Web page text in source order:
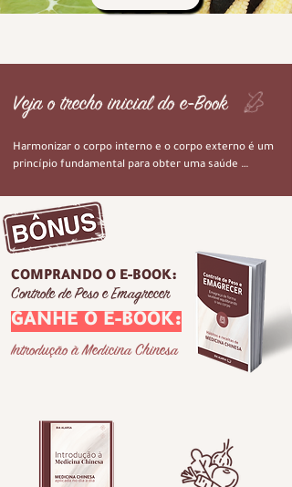
Veja o trecho inicial do e-Book
Harmonizar o corpo interno e o corpo externo é um
princípio fundamental para obter uma saúde
compreenderam essa conexão intrínseca entre o
interior e o exterior e expressaram esse conceito
de maneira clara: ‘yi nei yang”(保养内养外), que
mostra a importância de nutrir o interior para que
ele brilhe, e cuidar do exterior com carinho. Essa
sabedoria ancestral nos lembra que a verdadeira
beleza só é alcançável quando estamos
verdadeiramente saudáveis, tanto por dentro
GANHE O E-BOOK:
Introdução à Medicina Chinesa
COMPRANDO O E-BOOK:
Controle de Peso e Emagrecer